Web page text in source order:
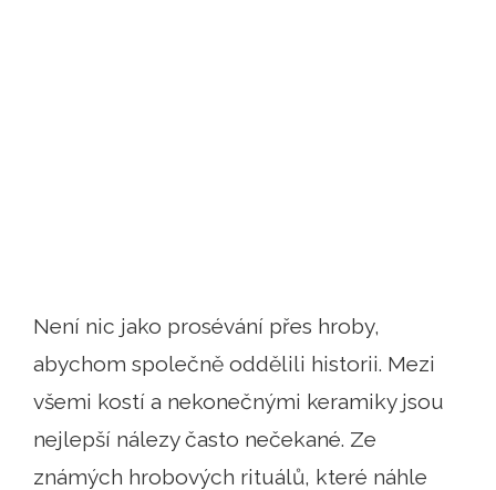
Není nic jako prosévání přes hroby,
abychom společně oddělili historii. Mezi
všemi kostí a nekonečnými keramiky jsou
nejlepší nálezy často nečekané. Ze
známých hrobových rituálů, které náhle